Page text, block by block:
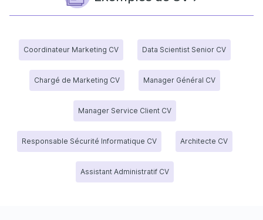
Coordinateur Marketing CV Data Scientist Senior CV
Chargé de Marketing CV Manager Général CV
Manager Service Client CV
Responsable Sécurité Informatique CV Architecte CV
Assistant Administratif CV